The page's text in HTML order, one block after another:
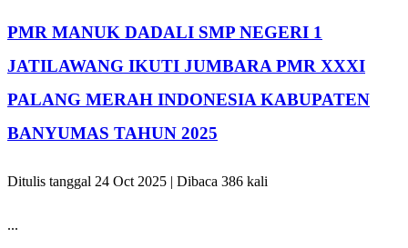
PMR MANUK DADALI SMP NEGERI 1
JATILAWANG IKUTI JUMBARA PMR XXXI
PALANG MERAH INDONESIA KABUPATEN
BANYUMAS TAHUN 2025
Ditulis tanggal 24 Oct 2025 | Dibaca 386 kali
...